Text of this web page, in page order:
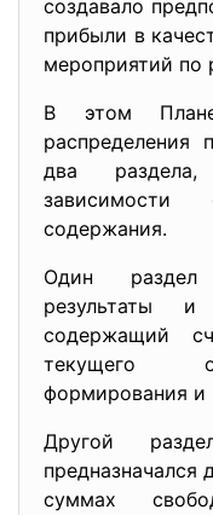
создавало
прибыли в
мероприятий по
В этом
распределения
два
содержания.
Один раздел
результаты и
содержащий
текущего
формирования и
Другой
суммах